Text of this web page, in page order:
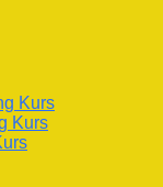
Kurs
Kurs